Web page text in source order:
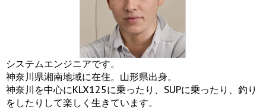
システムエンジニアです。
神奈川県湘南地域に在住。山形県出身。
神奈川を中心にKLX125に乗ったり、SUPに乗ったり、釣り
をしたりして楽しく生きています。